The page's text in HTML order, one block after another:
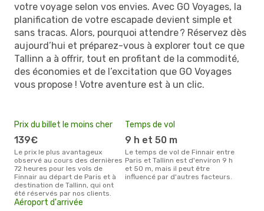
votre voyage selon vos envies. Avec GO Voyages, la
planification de votre escapade devient simple et
sans tracas. Alors, pourquoi attendre ? Réservez dès
aujourd’hui et préparez-vous à explorer tout ce que
Tallinn a à offrir, tout en profitant de la commodité,
des économies et de l’excitation que GO Voyages
vous propose ! Votre aventure est à un clic.
Prix du billet le moins cher
139€
Le prix le plus avantageux
observé au cours des dernières
72 heures pour les vols de
Finnair au départ de Paris et à
destination de Tallinn, qui ont
été réservés par nos clients.
Temps de vol
9 h et 50 m
Le temps de vol de Finnair entre
Paris et Tallinn est d'environ 9 h
et 50 m, mais il peut être
influencé par d'autres facteurs.
Aéroport d'arrivée